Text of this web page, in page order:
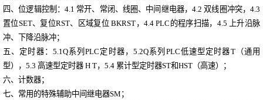
四、位逻辑控制 ：4.1 常开、常闭、线圈、中间继电器，4.2 双线圈冲突，4.3
置位SET、复位RST、区域复位 BKRST， 4.4 PLC的程序扫描， 4.5 上升沿脉
冲、下降沿脉冲；
五、 定时器 ： 5.1Q系列PLC定时器 ，5.2Q系列PLC低速型定时器T（通用
型）
， 5.3 高速型定时器 H T， 5.4 累计型定时器ST和HST（高速）
；
六、 计数器；
七、 常用的特殊辅助中间继电器SM；